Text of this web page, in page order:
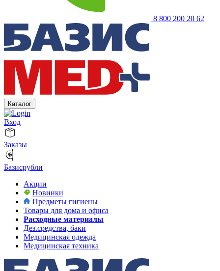
8 800 200 20 62
Каталог
Вход
Заказы
Базисрубли
Акции
Новинки
Предметы гигиены
Товары для дома и офиса
Расходные материалы
Дез.средства, баки
Медицинская одежда
Медицинская техника